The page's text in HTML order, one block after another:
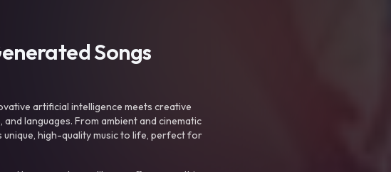
Songs
artificial intelligence meets creative
languages. From ambient and cinematic
high-quality music to life, perfect for